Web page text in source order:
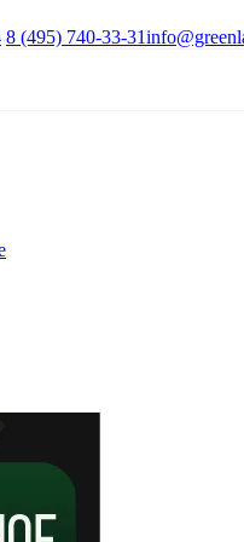
8 (495) 740-33-31